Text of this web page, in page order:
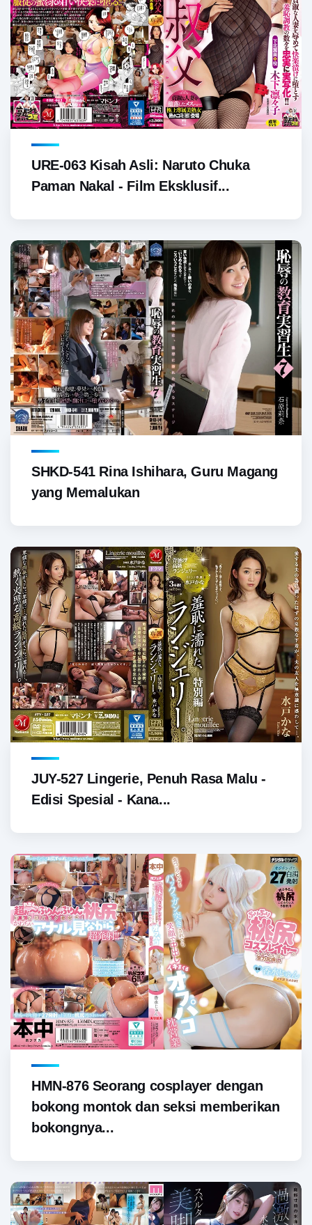
URE-063 Kisah Asli: Naruto Chuka
Paman Nakal - Film Eksklusif...
SHKD-541 Rina Ishihara, Guru Magang
yang Memalukan
JUY-527 Lingerie, Penuh Rasa Malu -
Edisi Spesial - Kana...
HMN-876 Seorang cosplayer dengan
bokong montok dan seksi memberikan
bokongnya...